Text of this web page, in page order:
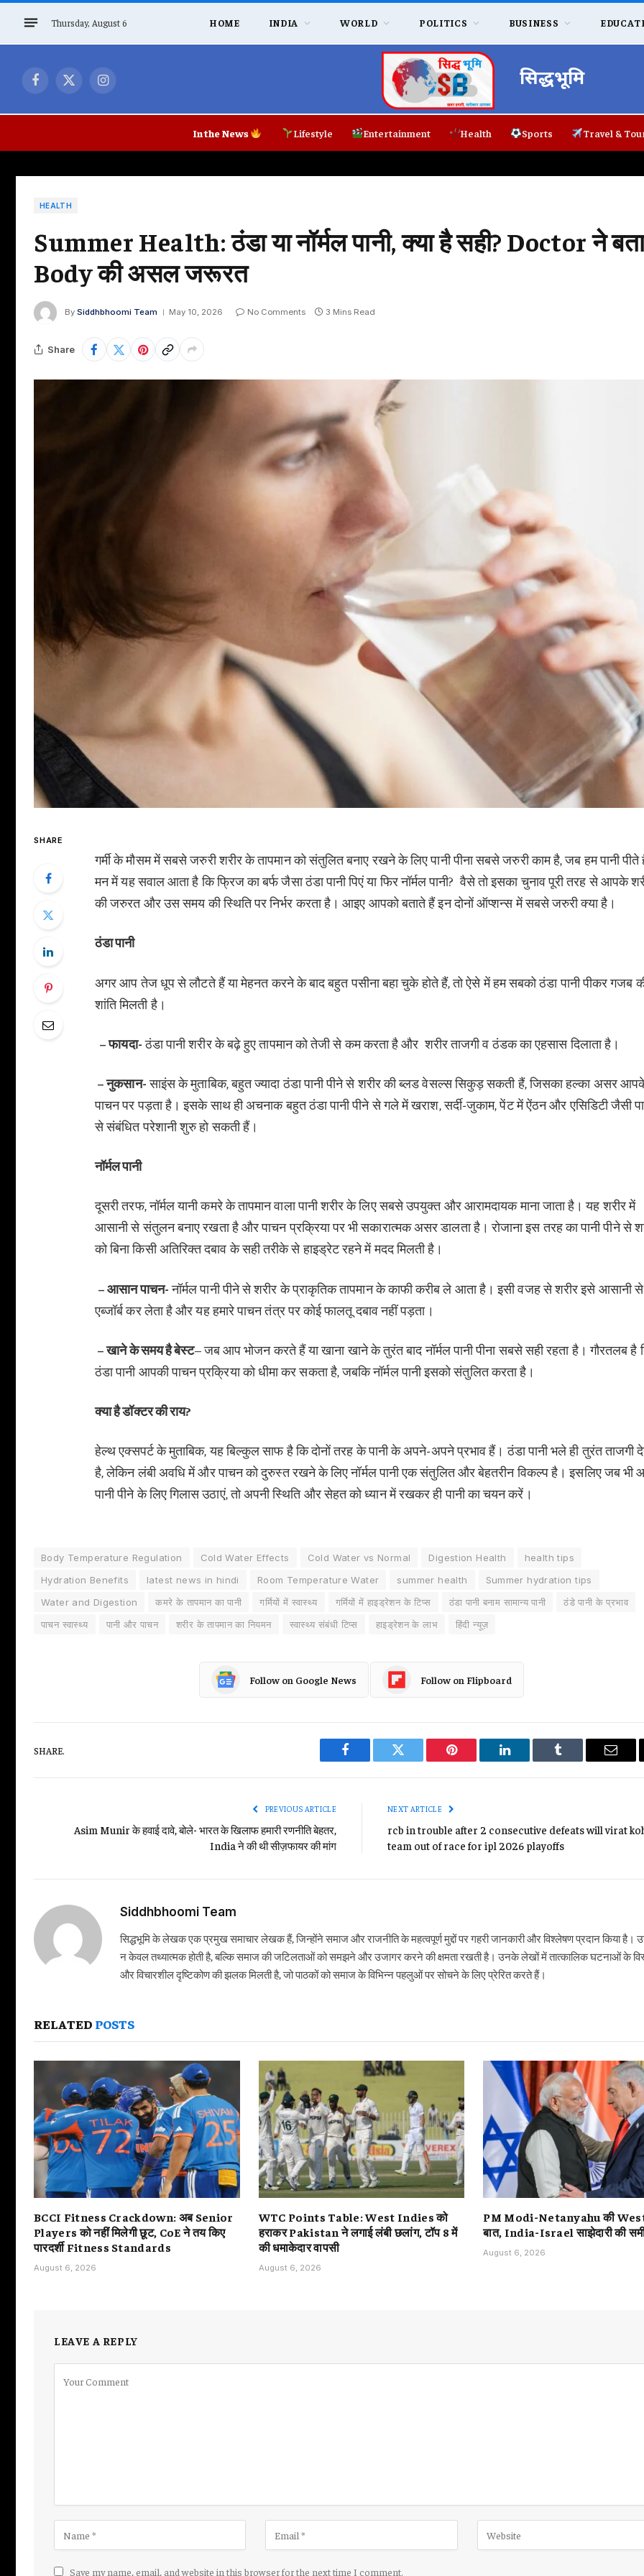
Thursday, August 6 HOME INDIA WORLD POLITICS BUSINESS
Facebook
X
Instagram सिद्धभूमि
In the News Lifestyle Entertainment Health Sports Travel &
HEALTH
Summer Health: ठंडा या नॉर्मल पानी, क्या है सही? Doctor ने
Body की असल जरूरत
By Siddhbhoomi Team May 10, 2026 No Comments 3 Mins Read
Share
SHARE
गर्मी के मौसम में सबसे जरुरी शरीर के तापमान को संतुलित बनाए रखने के लिए पानी पीना सबसे जरुरी काम है, जब हम पानी पीते
मन में यह सवाल आता है कि फ्रिज का बर्फ जैसा ठंडा पानी पिएं या फिर नॉर्मल पानी? वैसे तो इसका चुनाव पूरी तरह से आपके
की जरुरत और उस समय की स्थिति पर निर्भर करता है। आइए आपको बताते हैं इन दोनों ऑप्शन्स में सबसे जरुरी क्या है।
ठंडा पानी
अगर आप तेज धूप से लौटते हैं या मेहनत करने के बाद बहुत पसीना बहा चुके होते हैं, तो ऐसे में हम सबको ठंडा पानी पीकर गजब
शांति मिलती है।
– फायदा-ठंडा पानी शरीर के बढ़े हुए तापमान को तेजी से कम करता है और शरीर ताजगी व ठंडक का एहसास दिलाता है।
– नुकसान-साइंस के मुताबिक, बहुत ज्यादा ठंडा पानी पीने से शरीर की ब्लड वेसल्स सिकुड़ सकती हैं, जिसका हल्का असर
पाचन पर पड़ता है। इसके साथ ही अचनाक बहुत ठंडा पानी पीने से गले में खराश, सर्दी-जुकाम, पेंट में ऐंठन और एसिडिटी जैसी
से संबंधित परेशानी शुरु हो सकती हैं।
नॉर्मल पानी
दूसरी तरफ, नॉर्मल यानी कमरे के तापमान वाला पानी शरीर के लिए सबसे उपयुक्त और आरामदायक माना जाता है। यह शरीर में
आसानी से संतुलन बनाए रखता है और पाचन प्रक्रिया पर भी सकारात्मक असर डालता है। रोजाना इस तरह का पानी पीने से
को बिना किसी अतिरिक्त दबाव के सही तरीके से हाइड्रेट रहने में मदद मिलती है।
– आसान पाचन-नॉर्मल पानी पीने से शरीर के प्राकृतिक तापमान के काफी करीब ले आता है। इसी वजह से शरीर इसे आसानी से
एब्जॉर्ब कर लेता है और यह हमारे पाचन तंत्र पर कोई फालतू दबाव नहीं पड़ता।
– खाने के समय है बेस्ट– जब आप भोजन करते हैं या खाना खाने के तुरंत बाद नॉर्मल पानी पीना सबसे सही रहता है। गौरतलब है
ठंडा पानी आपकी पाचन प्रक्रिया को धीमा कर सकता है, जबकि नॉर्मल पानी इसको संतुलित करता है।
क्या है डॉक्टर की राय?
हेल्थ एक्सपर्ट के मुताबिक, यह बिल्कुल साफ है कि दोनों तरह के पानी के अपने-अपने प्रभाव हैं। ठंडा पानी भले ही तुरंत ताजगी
है, लेकिन लंबी अवधि में और पाचन को दुरुस्त रखने के लिए नॉर्मल पानी एक संतुलित और बेहतरीन विकल्प है। इसलिए जब भी
पानी पीने के लिए गिलास उठाएं, तो अपनी स्थिति और सेहत को ध्यान में रखकर ही पानी का चयन करें।
Body Temperature Regulation Cold Water Effects Cold Water vs Normal Digestion Health
health tips
Hydration Benefits
latest news in hindi Room Temperature Water summer health
Summer hydration tips
Water and Digestion
कमरे के तापमान का पानी गर्मियों में स्वास्थ्य गर्मियों में हाइड्रेशन के टिप्स ठंडा पानी बनाम सामान्य पानी
ठंडे पानी के प्रभाव
पाचन स्वास्थ्य
पानी और पाचन शरीर के तापमान का नियमन स्वास्थ्य संबंधी टिप्स हाइड्रेशन के लाभ हिंदी न्यूज़
Follow on Google News Follow on Flipboard
SHARE.
Facebook Twitter Pinterest LinkedIn Tumblr Email
PREVIOUS ARTICLE
Asim Munir के हवाई दावे, बोले- भारत के खिलाफ हमारी रणनीति बेहतर,
India ने की थी सीज़फायर की मांग
NEXT ARTICLE
rcb in trouble after 2 consecutive defeats will virat
team out of race for ipl 2026 playoffs
Siddhbhoomi Team
सिद्धभूमि के लेखक एक प्रमुख समाचार लेखक हैं, जिन्होंने समाज और राजनीति के महत्वपूर्ण मुद्दों पर गहरी जानकारी और विश्लेषण प्रदान किया है।
न केवल तथ्यात्मक होती है, बल्कि समाज की जटिलताओं को समझने और उजागर करने की क्षमता रखती है। उनके लेखों में तात्कालिक घटनाओं के
और विचारशील दृष्टिकोण की झलक मिलती है, जो पाठकों को समाज के विभिन्न पहलुओं पर सोचने के लिए प्रेरित करते हैं।
RELATED POSTS
BCCI Fitness Crackdown: अब Senior
Players को नहीं मिलेगी छूट, CoE ने तय किए
पारदर्शी Fitness Standards
August 6, 2026
WTC Points Table: West Indies को
हराकर Pakistan ने लगाई लंबी छलांग, टॉप 8 में
की धमाकेदार वापसी
August 6, 2026
PM Modi-Netanyahu की
बात, India-Israel साझेदारी की
August 6, 2026
LEAVE A REPLY
Save my name, email, and website in this browser for the next time I comment.